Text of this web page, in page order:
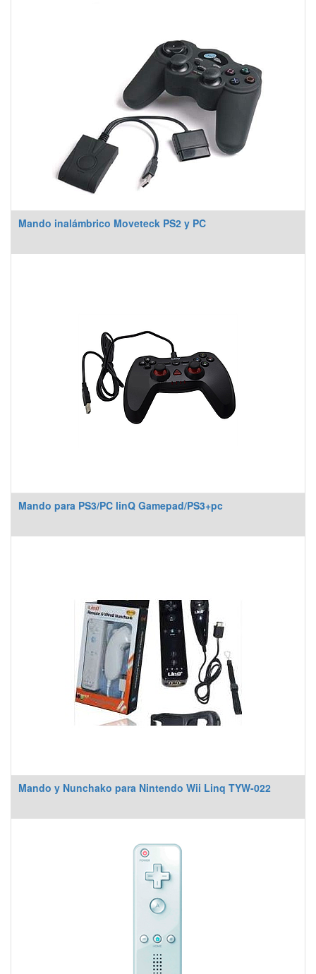
Mando inalámbrico Moveteck PS2 y PC
Mando para PS3/PC linQ Gamepad/PS3+pc
Mando y Nunchako para Nintendo Wii Linq TYW-022